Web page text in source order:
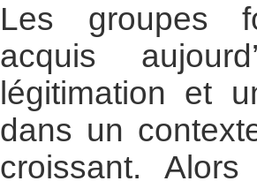
Les groupes
acquis
légitimation et
dans un
croissant.